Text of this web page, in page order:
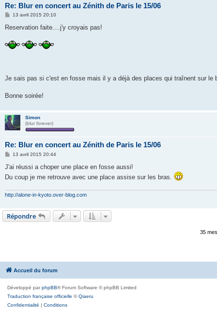
Re: Blur en concert au Zénith de Paris le 15/06
M
s
g
e
13 avril 2015 20:10
Reservation faite....j'y croyais pas!
Je sais pas si c'est en fosse mais il y a déjà des places qui traînent sur le
Bonne soirée!
Simon
(blur forever)
Re: Blur en concert au Zénith de Paris le 15/06
M
s
a
13 avril 2015 20:44
J'ai réussi a choper une place en fosse aussi!
Du coup je me retrouve avec une place assise sur les bras.
http://alone-in-kyoto.over-blog.com
Répondre
35
Accueil du forum
Développé parphpBB® Forum Software © phpBB Limited
Traduction française officielle ©Qiaeru
Confidentialité
Conditions